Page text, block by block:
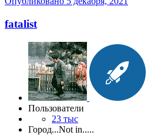
fatalist
Пользователи
23 тыс
Город...Not in.....